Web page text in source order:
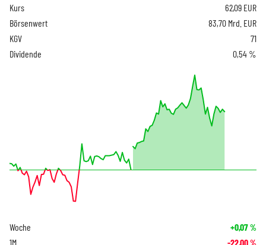
Kurs 62,09 EUR
Börsenwert
83,70 Mrd. EUR
KGV
71
Dividende
0,54 %
Woche +0,07%
1M -22,00